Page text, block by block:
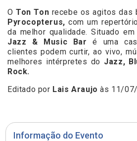
Informação do Evento
OTon Ton recebe os agitos das
Pyrocopterus, com um
da melhor qualidade. Situado em
Jazz & Music Bar é uma
clientes podem curtir, ao vivo,
melhores intérpretes do Jazz,
Rock.
Editado por Lais Araujo às 11/